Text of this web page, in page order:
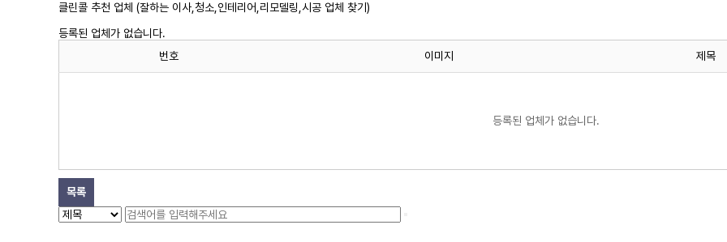
클린콜 추천 업체 (잘하는 이사, 청소 ,인테리어,리모델링,시공 업체 찾기)
등록된 업체가 없습니다.
번호
이미지 제목
등록된 업체가 없습니다.
목록